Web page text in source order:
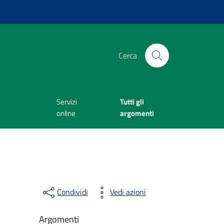
Cerca
Servizi
online
Tutti gli
argomenti
Condividi Vedi azioni
Argomenti